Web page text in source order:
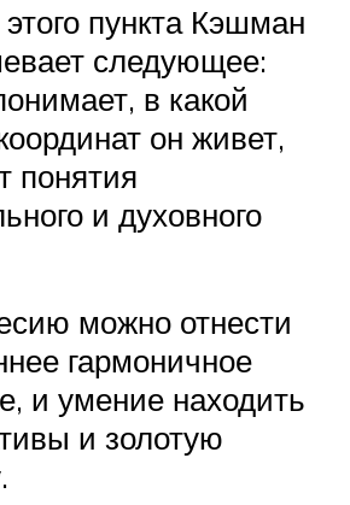
пункта Кэшман
следующее:
в какой
он живет,
понятия
и духовного
можно отнести
гармоничное
и умение находить
и золотую